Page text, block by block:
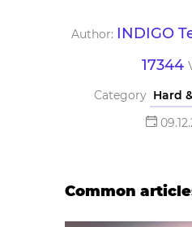
Author: INDIGO
17344
Category Hard
Common